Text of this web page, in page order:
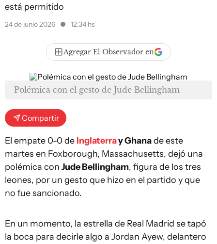
está permitido
24 de junio 2026 12:34 hs
Agregar El Observador en
Polémica con el gesto de Jude Bellingham
Compartir
El empate 0-0 de Inglaterray Ghanade este
martes en Foxborough, Massachusetts, dejó una
polémica con Jude Bellingham, figura de los tres
leones, por un gesto que hizo en el partido y que
no fue sancionado.
En un momento, la estrella de Real Madrid se tapó
la boca para decirle algo a Jordan Ayew, delantero